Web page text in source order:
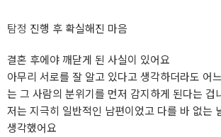
탐정 진행 후 확실해진 마음
결혼 후에야 깨닫게 된 사실이 있어요
아무리 서로를 잘 알고 있다고 생각하더라도 어
는 그 사람의 분위기를 먼저 감지하게 된다는 겁
저는 지극히 일반적인 남편이었고 다를 바 없는
생각했어요